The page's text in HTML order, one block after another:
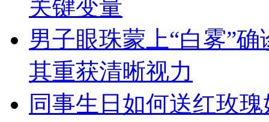
关键变量
男子眼珠蒙上“白雾”
其重获清晰视力
同事生日如何送红玫